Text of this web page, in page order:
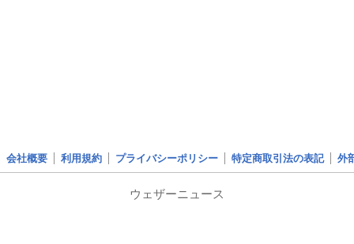
会社概要 利用規約 プライバシーポリシー 特定商取引法の表記 外
ウェザーニュース